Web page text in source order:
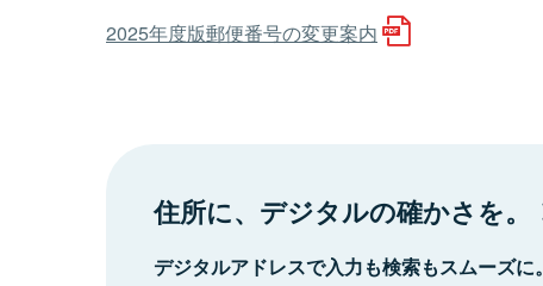
2025年度版郵便番号の変更案内
住所に、デジタルの確かさを。
デジタルアドレスで入力も検索もスムーズに。